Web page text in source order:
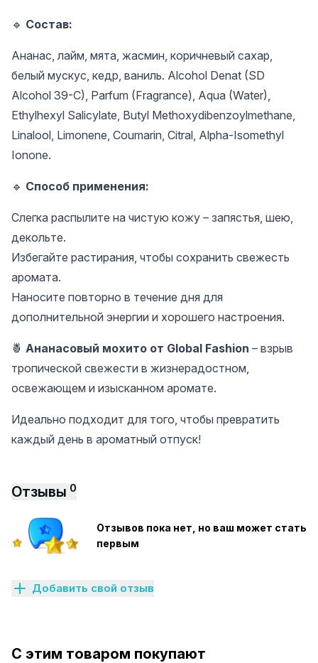
🔹 Состав:
Ананас, лайм, мята, жасмин, коричневый сахар,
белый мускус, кедр, ваниль. Alcohol Denat (SD
Alcohol 39-C), Parfum (Fragrance), Aqua (Water),
Ethylhexyl Salicylate, Butyl Methoxydibenzoylmethane,
Linalool, Limonene, Coumarin, Citral, Alpha-Isomethyl
Ionone.
🔹 Способ применения:
Слегка распылите на чистую кожу – запястья, шею,
декольте.
Избегайте растирания, чтобы сохранить свежесть
аромата.
Наносите повторно в течение дня для
дополнительной энергии и хорошего настроения.
🍍 Ананасовый мохито от Global Fashion – взрыв
тропической свежести в жизнерадостном,
освежающем и изысканном аромате.
Идеально подходит для того, чтобы превратить
каждый день в ароматный отпуск!
Отзывы 0
Отзывов пока нет, но ваш может стать
первым
Добавить свой отзыв
С этим товаром покупают